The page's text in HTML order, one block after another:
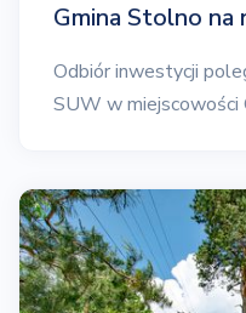
Gmina Stolno
Odbiór inwestycji
SUW w miejscowości